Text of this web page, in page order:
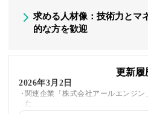
求める人材像：技術力とマ
的な方を歓迎
更新履
2026年3月2日
関連企業「株式会社アールエンジ
た